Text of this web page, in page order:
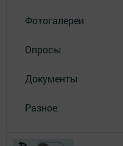
Фотогалереи
Опросы
Документы
Разное